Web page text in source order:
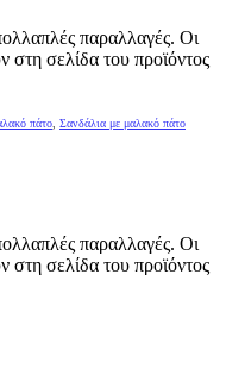
παραλλαγές. Οι
στη σελίδα του προϊόντος
πάτο Σανδάλια με μαλακό πάτο
παραλλαγές. Οι
στη σελίδα του προϊόντος